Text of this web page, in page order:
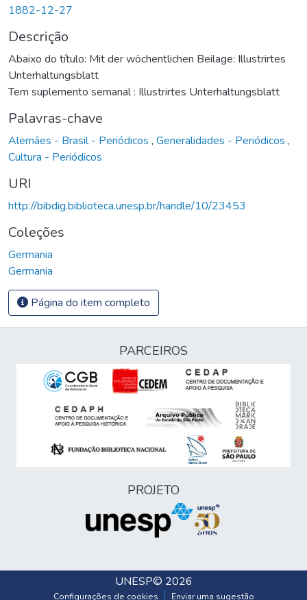
1882-12-27
Descrição
Abaixo do título: Mit der wöchentlichen Beilage: Illustrirtes
Unterhaltungsblatt
Tem suplemento semanal : Illustrirtes Unterhaltungsblatt
Palavras-chave
Alemães - Brasil - Periódicos , Generalidades - Periódicos ,
Cultura - Periódicos
URI
http://bibdig.biblioteca.unesp.br/handle/10/23453
Coleções
Germania
Germania
Página do item completo
PARCEIROS
PROJETO
UNESP© 2026
Configurações de cookies Enviar uma sugestão